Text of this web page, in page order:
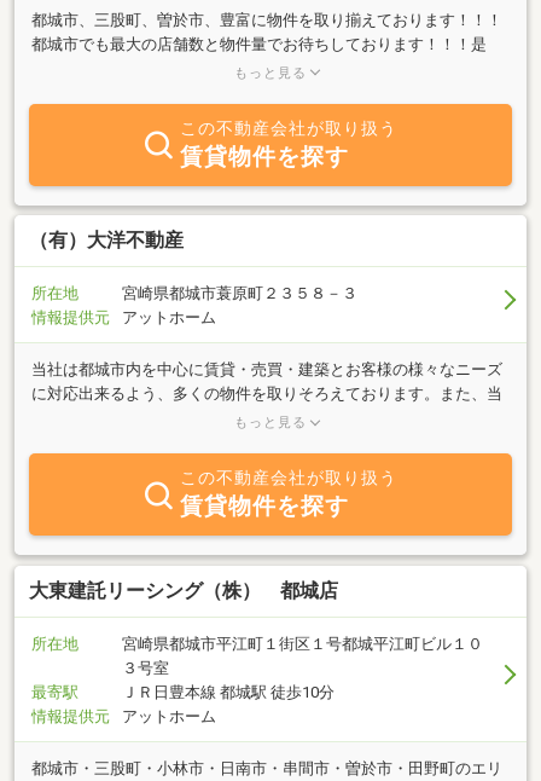
都城市、三股町、曽於市、豊富に物件を取り揃えております！！！
都城市でも最大の店舗数と物件量でお待ちしております！！！是
非、都城市でのお部屋探しは、 アパマンショップ都城店 までお
もっと見る
この不動産会社が取り扱う
賃貸物件を探す
（有）大洋不動産
所在地
宮崎県都城市蓑原町２３５８－３
情報提供元
アットホーム
当社は都城市内を中心に賃貸・売買・建築とお客様の様々なニーズ
に対応出来るよう、多くの物件を取りそろえております。また、当
社では 「 建てたい場所に・建てたい家を・建てたい価格
おります。自社分譲地も西小、明和小、五十市小、、高城小と豊富
にございます。明るく活気ある店内で皆様をお待ちしております。
お気軽にご来店ください♪
もっと見る
この不動産会社が取り扱う
賃貸物件を探す
大東建託リーシング（株） 都城店
所在地
宮崎県都城市平江町１街区１号都城平江町ビル１０
３号室
最寄駅
ＪＲ日豊本線 都城駅 徒歩10分
情報提供元
アットホーム
都城市・三股町・小林市・日南市・串間市・曽於市・田野町のエリ